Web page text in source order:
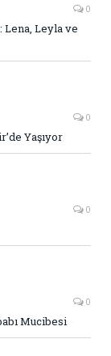
0
Lena, Leyla ve
0
Yaşıyor
0
0
Mucibesi